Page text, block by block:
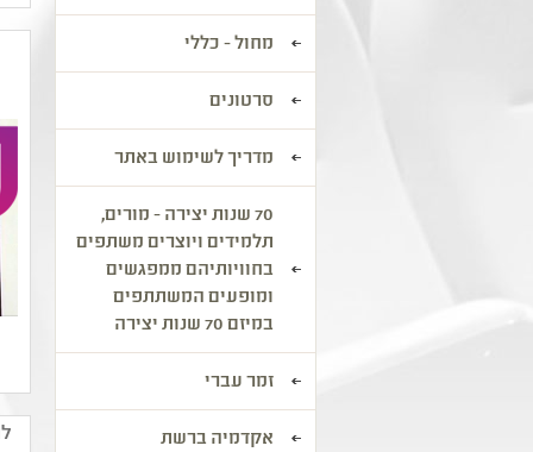
מחול - כללי
סרטונים
מדריך לשימוש באתר
70 שנות יצירה - מורים,
תלמידים ויוצרים משתפים
בחוויותיהם ממפגשים
ומופעים המשתתפים
במיזם 70 שנות יצירה
זמר עברי
אקדמיה ברשת